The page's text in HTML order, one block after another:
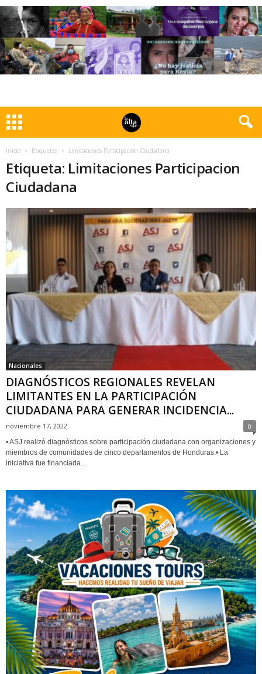
Inicio Etiquetas Limitaciones Participacion Ciudadana
Etiqueta: Limitaciones Participacion
Ciudadana
Nacionales
DIAGNÓSTICOS REGIONALES REVELAN
LIMITANTES EN LA PARTICIPACIÓN
CIUDADANA PARA GENERAR INCIDENCIA...
noviembre 17, 2022 0
• ASJ realizó diagnósticos sobre participación ciudadana con organizaciones y
miembros de comunidades de cinco departamentos de Honduras.• La
iniciativa fue financiada...